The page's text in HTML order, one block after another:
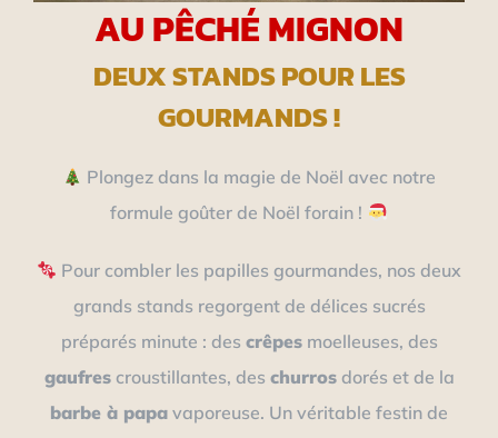
AU PÊCHÉ MIGNON
DEUX STANDS POUR LES
GOURMANDS !
Plongez dans la magie de Noël avec notre
formule goûter de Noël forain !
Pour combler les papilles gourmandes, nos deux
grands stands regorgent de délices sucrés
préparés minute : des crêpesmoelleuses, des
gaufrescroustillantes, des churrosdorés et de la
barbe à papa vaporeuse. Un véritable festin de